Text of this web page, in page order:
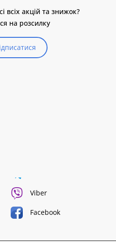
всіх акцій та знижок?
на розсилку
Viber
Facebook